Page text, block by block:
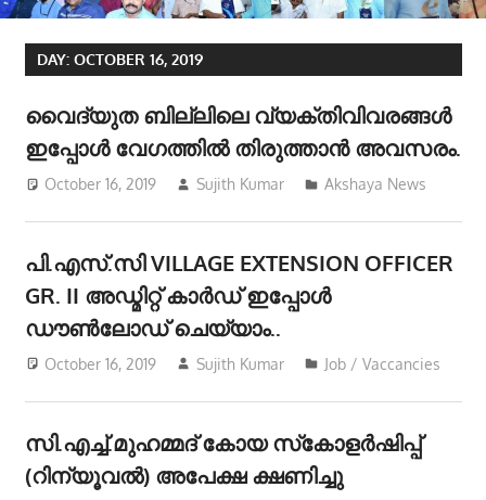
DAY: OCTOBER 16, 2019
വൈദ്യുത ബില്ലിലെ വ്യക്തിവിവരങ്ങൾ
ഇപ്പോൾ വേഗത്തിൽ തിരുത്താൻ അവസരം.
October 16, 2019 Sujith Kumar Akshaya News
പി.എസ്.സി VILLAGE EXTENSION OFFICER
GR. II അഡ്മിറ്റ് കാർഡ് ഇപ്പോൾ
ഡൗൺലോഡ് ചെയ്യാം..
October 16, 2019 Sujith Kumar Job / Vaccancies
സി.എച്ച്.മുഹമ്മദ് കോയ സ്‌കോളർഷിപ്പ്
(റിന്യൂവൽ) അപേക്ഷ ക്ഷണിച്ചു